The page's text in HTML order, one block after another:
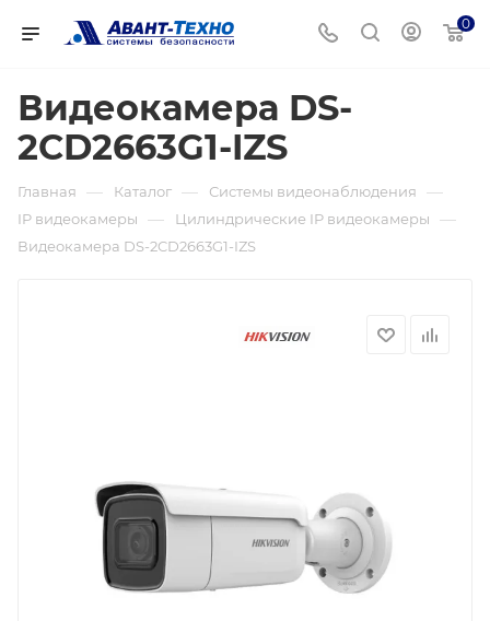
0
Видеокамера DS-
2CD2663G1-IZS
Главная — Каталог — Системы видеонаблюдения —
IP видеокамеры — Цилиндрические IP видеокамеры —
Видеокамера DS-2CD2663G1-IZS